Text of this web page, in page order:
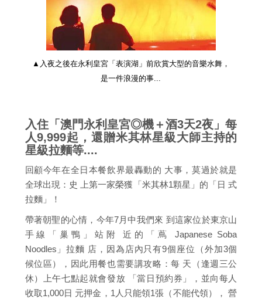
▲入夜之後在永利皇宮「表演湖」前欣賞大型的音樂水舞，
是一件浪漫的事...
入住「澳門永利皇宮◎機＋酒3天2夜」每
人9,999起，還贈米其林星級大師主持的
星級拉麵等....
回顧今年在全日本餐飲界最轟動的 大事，莫過於就是
全球出現：史 上第一家榮獲「米其林1顆星」的「日 式
拉麵」！
帶著朝聖的心情，今年7月中我們來 到這家位於東京山
手線「巢鴨」站附 近的「蔦 Japanese Soba
Noodles」拉麵 店，因為店內只有9個座位（外加3個
候位區），因此用餐也需要講攻略：每 天（逢週三公
休）上午七點起就會發放 「當日預約券」，並向每人
收取1,000日 元押金，1人只能領1張（不能代領）， 營